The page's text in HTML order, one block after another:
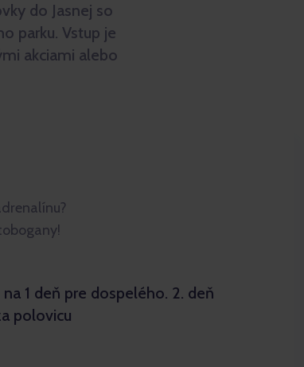
do Jasnej so
parku. Vstup je
akciami alebo
1 deň pre dospelého. 2. deň
polovicu